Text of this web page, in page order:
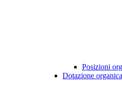
Posizioni
Dotazione organica